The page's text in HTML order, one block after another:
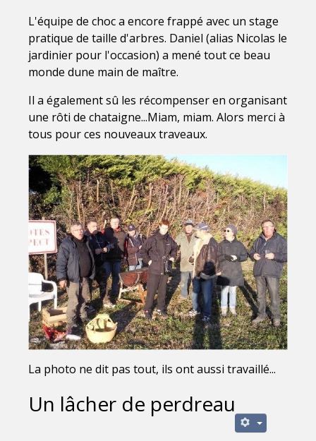
L'équipe de choc a encore frappé avec un stage
pratique de taille d'arbres. Daniel (alias Nicolas le
jardinier pour l'occasion) a mené tout ce beau
monde dune main de maître.
Il a également sû les récompenser en organisant
une rôti de chataigne...Miam, miam. Alors merci à
tous pour ces nouveaux traveaux.
La photo ne dit pas tout, ils ont aussi travaillé...
Un lâcher de perdreau